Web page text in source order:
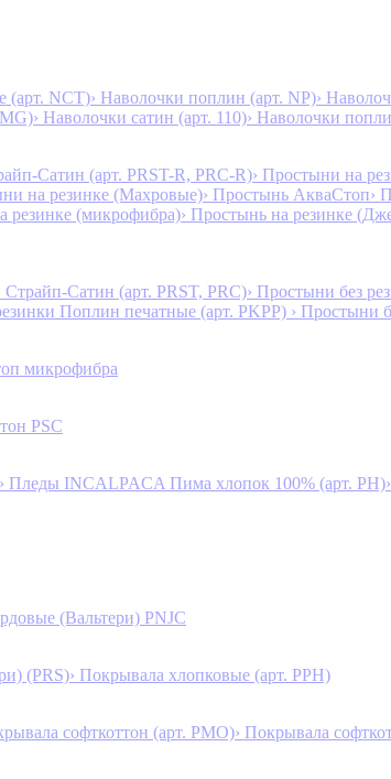
(арт. NCT)› Наволочки поплин (арт. NP)›
› Наволочки сатин (арт. 110)› Наволочки
Сатин (арт. PRST-R, PRC-R)› Простыни на
на резинке (Махровые)› Простынь АкваСтоп›
резинке (микрофибра)› Простынь на резинке
Страйп-Сатин (арт. PRST, PRC)› Простыни без
Поплин печатные (арт. PKPP) › Простыни
микрофибра
PSC
› Пледы INCALPACA Пима хлопок 100% (арт. PH)
(Вальтери) PNJC
(PRS)› Покрывала хлопковые (арт. PPH)
софткоттон (арт. PMO)› Покрывала